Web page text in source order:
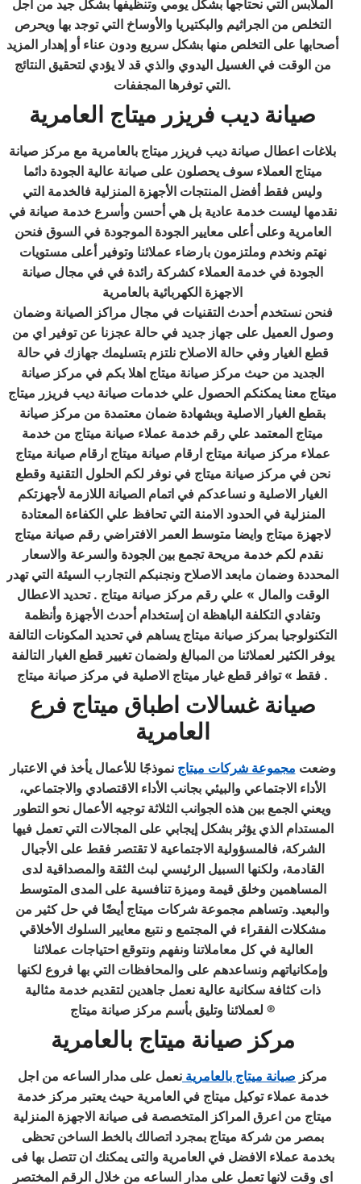
الملابس التي نحتاجها بشكل يومي وتنظيفها بشكل جيد من أجل
التخلص من الجراثيم والبكتيريا والأوساخ التي توجد بها ويحرص
أصحابها على التخلص منها بشكل سريع ودون عناء أو إهدار المزيد
من الوقت في الغسيل اليدوي والذي قد لا يؤدي لتحقيق النتائج
التي توفرها المجففات.
صيانة ديب فريزر ميتاج العامرية
بلاغات اعطال صيانة ديب فريزر ميتاج بالعامرية مع مركز صيانة
ميتاج العملاء سوف يحصلون على صيانة عالية الجودة دائما
وليس فقط أفضل المنتجات الأجهزة المنزلية فالخدمة التي
نقدمها ليست خدمة عادية بل هي أحسن وأسرع خدمة صيانة في
العامرية وعلى أعلى معايير الجودة الموجودة في السوق فنحن
نهتم ونخدم وملتزمون بارضاء عملائنا وتوفير أعلى مستويات
الجودة في خدمة العملاء كشركة رائدة في في مجال صيانة
الاجهزة الكهربائية بالعامرية
فنحن نستخدم أحدث التقنيات في مجال مراكز الصيانة وضمان
وصول العميل على جهاز جديد في حالة عجزنا عن توفير اي من
قطع الغيار وفي حالة الاصلاح نلتزم بتسليمك جهازك في حالة
الجديد من حيث مركز صيانة ميتاج اهلا بكم في مركز صيانة
ميتاج معنا يمكنكم الحصول علي خدمات صيانة ديب فريزر ميتاج
بقطع الغيار الاصلية وبشهادة ضمان معتمدة من مركز صيانة
ميتاج المعتمد علي رقم خدمة عملاء صيانة ميتاج من خدمة
عملاء مركز صيانة ميتاج ارقام صيانة ميتاج ارقام صيانة ميتاج
نحن في مركز صيانة ميتاج في نوفر لكم الحلول التقنية وقطع
الغيار الاصلية و نساعدكم في اتمام الصيانة اللازمة لأجهزتكم
المنزلية في الحدود الامنة التي تحافظ علي الكفاءة المعتادة
لاجهزة ميتاج وايضا متوسط العمر الافتراضي رقم صيانة ميتاج
نقدم لكم خدمة مريحة تجمع بين الجودة والسرعة والاسعار
المحددة وضمان مابعد الاصلاح ونجنبكم التجارب السيئة التي تهدر
الوقت والمال » علي رقم مركز صيانة ميتاج . تحديد الاعطال
وتفادي التكلفة الباهظة ان إستخدام أحدث الأجهزة وأنظمة
التكنولوجيا بمركز صيانة ميتاج يساهم في تحديد المكونات التالفة
يوفر الكثير لعملائنا من المبالغ ولضمان تغيير قطع الغيار التالفة
فقط » توافر قطع غيار ميتاج الاصلية في مركز صيانة ميتاج .
صيانة غسالات اطباق ميتاج فرع
العامرية
وضعت مجموعة شركات ميتاج نموذجًا للأعمال يأخذ في الاعتبار
الأداء الاجتماعي والبيئي بجانب الأداء الاقتصادي والاجتماعي،
ويعني الجمع بين هذه الجوانب الثلاثة توجيه الأعمال نحو التطور
المستدام الذي يؤثر بشكل إيجابي على المجالات التي تعمل فيها
الشركة، فالمسؤولية الاجتماعية لا تقتصر فقط على الأجيال
القادمة، ولكنها السبيل الرئيسي لبث الثقة والمصداقية لدى
المساهمين وخلق قيمة وميزة تنافسية على المدى المتوسط
والبعيد. وتساهم مجموعة شركات ميتاج أيضًا في حل كثير من
مشكلات الفقراء في المجتمع و نتبع معايير السلوك الأخلاقي
العالية في كل معاملاتنا ونفهم ونتوقع احتياجات عملائنا
وإمكانياتهم ونساعدهم على والمحافظات التي بها فروع لكنها
ذات كثافة سكانية عالية نعمل جاهدين لتقديم خدمة مثالية
لعملائنا وتليق بأسم مركز صيانة ميتاج ®
مركز صيانة ميتاج بالعامرية
مركز صيانة ميتاج بالعامرية نعمل على مدار الساعه من اجل
خدمة عملاء توكيل ميتاج في العامرية حيث يعتبر مركز خدمة
ميتاج من اعرق المراكز المتخصصة فى صيانة الاجهزة المنزلية
بمصر من شركة ميتاج بمجرد اتصالك بالخط الساخن تحظى
بخدمة عملاء الافضل في العامرية والتى يمكنك ان تتصل بها فى
اى وقت لانها تعمل على مدار الساعه من خلال الرقم المختصر